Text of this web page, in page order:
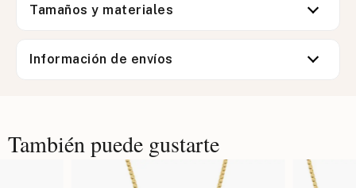
Tamaños y materiales
Información de envíos
También puede gustarte